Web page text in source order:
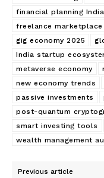
financial planning India
freelance
gig economy 2025
India startup
metaverse economy
new economy trends
passive investments
post-quantum
smart investing tools
wealth management
Previous article